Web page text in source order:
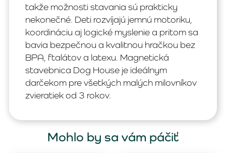
takže možnosti stavania sú prakticky
nekonečné. Deti rozvíjajú jemnú motoriku,
koordináciu aj logické myslenie a pritom sa
bavia bezpečnou a kvalitnou hračkou bez
BPA, ftalátov a latexu. Magnetická
stavebnica Dog House je ideálnym
darčekom pre všetkých malých milovníkov
zvieratiek od 3 rokov.
Mohlo by sa vám páčiť